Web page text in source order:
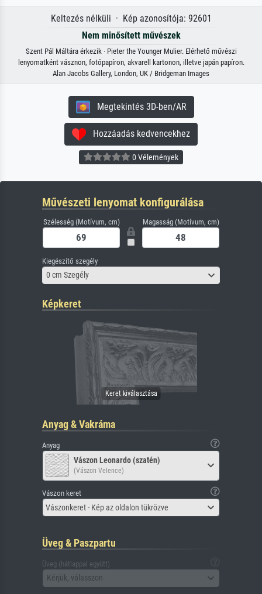
Keltezés nélküli · Kép azonosítója: 92601
Nem minősített művészek
Szent Pál Máltára érkezik · Pieter the Younger Mulier. Elérhető művészi
lenyomatként vásznon, fotópapíron, akvarell kartonon, illetve japán papíron.
Alan Jacobs Gallery, London, UK / Bridgeman Images
Megtekintés 3D-ben/AR
Hozzáadás kedvencekhez
0 Vélemények
Művészeti lenyomat konfigurálása
Szélesség (Motívum, cm) Magasság (Motívum, cm)
Kiegészítő szegély
0 cm Szegély
Képkeret
Anyag & Vakráma
Anyag
Vászon Leonardo (szatén)
(Vászon Velence)
Vászon keret
Vászonkeret - Kép az oldalon tükrözve
Üveg & Paszpartu
Üveg (hátlappal együtt)
Kérjük, válasszon